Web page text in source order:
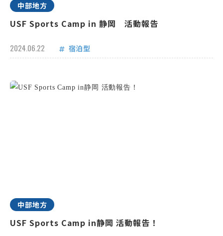
中部地方
USF Sports Camp in 静岡 活動報告
2024.06.22 宿泊型
中部地方
USF Sports Camp in静岡 活動報告！